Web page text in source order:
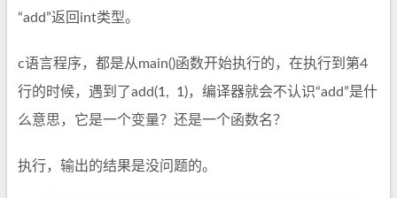
“add”返回int类型。
c语言程序，都是从main()函数开始执行的，在执行到第4
行的时候，遇到了add(1, 1)，编译器就会不认识“add”是什
么意思，它是一个变量？还是一个函数名？
执行，输出的结果是没问题的。